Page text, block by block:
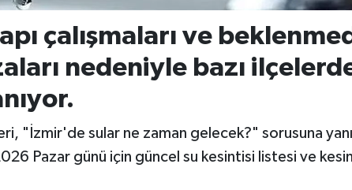
çalışmaları ve
nedeniyle bazı
"İzmir'de sular ne zaman gelecek?" sorusuna
Pazar günü için güncel su kesintisi listesi ve